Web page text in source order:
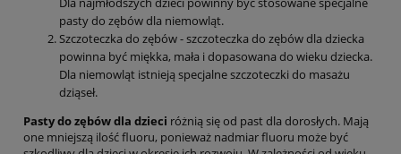
pasty do zębów dla niemowląt.
Szczoteczka do zębów - szczoteczka do zębów dla dziecka
powinna być miękka, mała i dopasowana do wieku dziecka.
Dla niemowląt istnieją specjalne szczoteczki do masażu
dziąseł.
Pasty do zębów dla dzieci różnią się od past dla dorosłych. Mają
one mniejszą ilość fluoru, ponieważ nadmiar fluoru może być